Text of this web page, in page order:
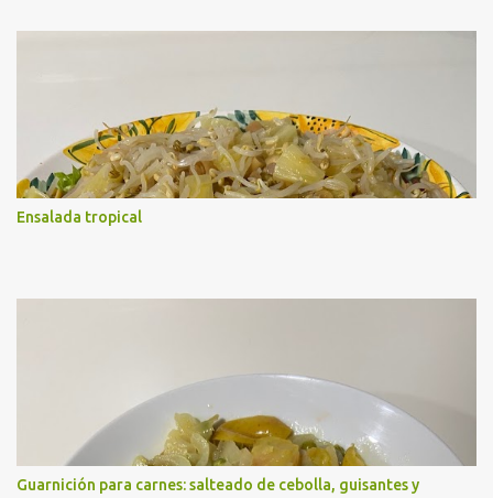
Ensalada tropical
Guarnición para carnes: salteado de cebolla, guisantes y